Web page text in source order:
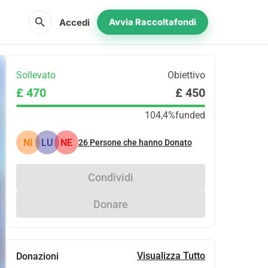
search Accedi Avvia Raccoltafondi
Sollevato Obiettivo
£ 470 £ 450
104,4%funded
NI LU NE 26 Persone che hanno Donato
Condividi
Donare
Donazioni Visualizza Tutto